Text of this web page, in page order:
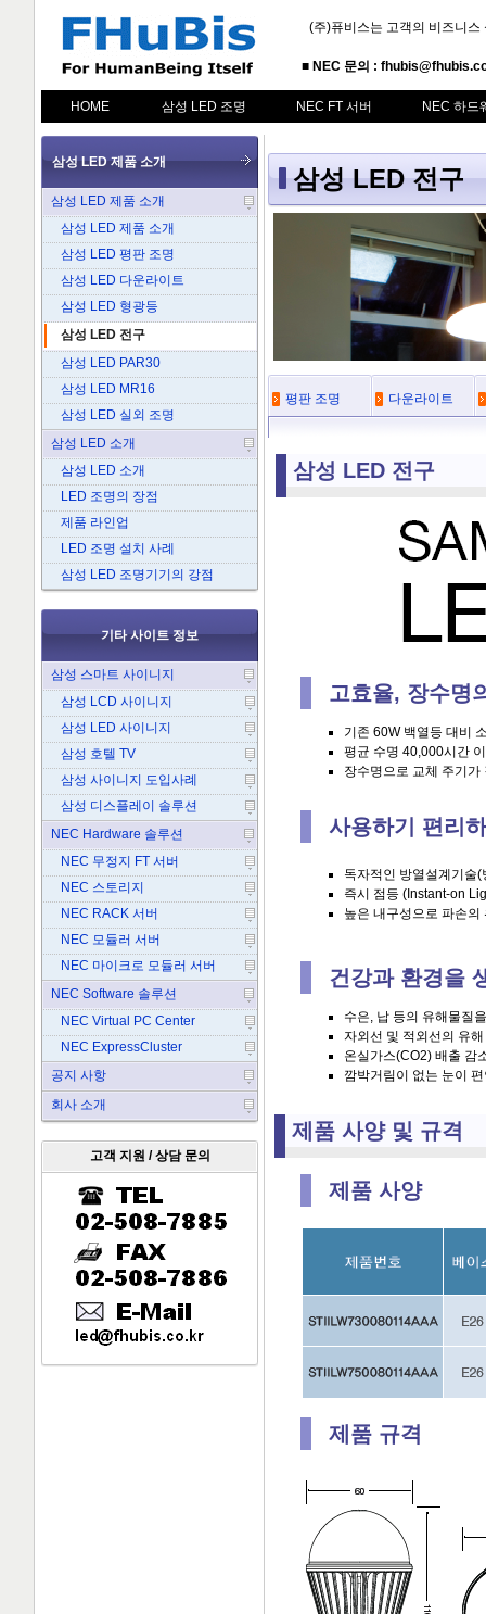
(주)퓨비스는 고객의 비즈니
■ NEC 문의 :
HOME 삼성 LED 조명 NEC FT 서버 NEC 하드
삼성 LED 제품 소개
삼성 LED 제품 소개
삼성 LED 제품 소개
삼성 LED 평판 조명
삼성 LED 다운라이트
삼성 LED 형광등
삼성 LED 전구
삼성 LED PAR30
삼성 LED MR16
삼성 LED 실외 조명
삼성 LED 소개
삼성 LED 소개
LED 조명의 장점
제품 라인업
LED 조명 설치 사례
삼성 LED 조명기기의 강점
기타 사이트 정보
삼성 스마트 사이니지
삼성 LCD 사이니지
삼성 LED 사이니지
삼성 호텔 TV
삼성 사이니지 도입사례
삼성 디스플레이 솔루션
NEC Hardware 솔루션
NEC 무정지 FT 서버
NEC 스토리지
NEC RACK 서버
NEC 모듈러 서버
NEC 마이크로 모듈러 서버
NEC Software 솔루션
NEC Virtual PC Center
NEC ExpressCluster
공지 사항
회사 소개
고객 지원 / 상담 문의
삼성 LED 전구
평판 조명 다운라이트
삼성 LED 전구
고효율, 장수명
기존 60W 백열등 대비
평균 수명 40,000시간
장수명으로 교체 주기
사용하기 편리
독자적인 방열설계기술
즉시 점등 (Instant-on
높은 내구성으로 파손의
건강과 환경을
수은, 납 등의 유해물질
자외선 및 적외선의 유
온실가스(CO2) 배출 감
깜박거림이 없는 눈이
제품 사양 및 규격
제품 사양
제품 규격